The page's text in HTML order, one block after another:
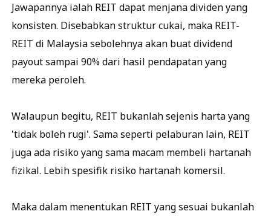
Jawapannya ialah REIT dapat menjana dividen yang
konsisten. Disebabkan struktur cukai, maka REIT-
REIT di Malaysia sebolehnya akan buat dividend
payout sampai 90% dari hasil pendapatan yang
mereka peroleh.
Walaupun begitu, REIT bukanlah sejenis harta yang
'tidak boleh rugi'. Sama seperti pelaburan lain, REIT
juga ada risiko yang sama macam membeli hartanah
fizikal. Lebih spesifik risiko hartanah komersil.
Maka dalam menentukan REIT yang sesuai bukanlah